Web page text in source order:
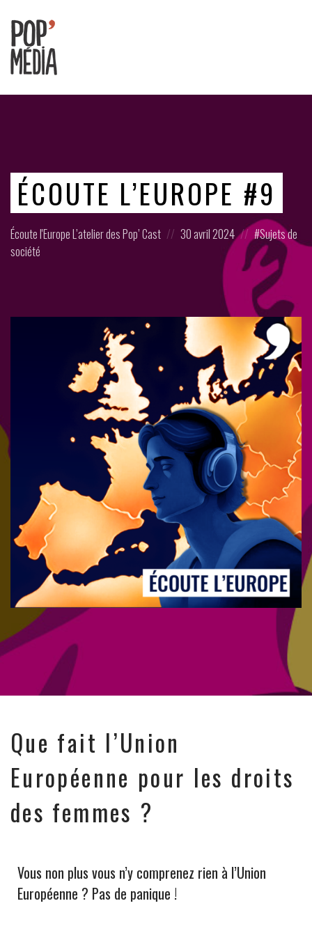
nos
ÉCOUTE L’EUROPE #9
Posted
in:
Écoute l'EuropeL’atelier des Pop’ Cast
Posted
30 avril 2024
Posted
in:
Sujets de
société
Que fait l’Union
Européenne pour les droits
des femmes ?
Vous non plus vous n’y comprenez rien à l’Union
Européenne ? Pas de panique !